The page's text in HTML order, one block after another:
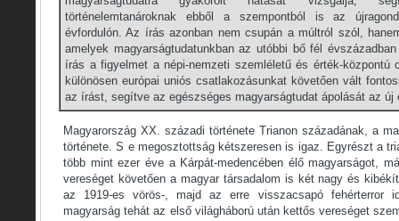
történelemtanároknak ebből a szempontból is az
évfordulón. Az írás azonban nem csupán a múltról szól,
amelyek magyarságtudatunkban az utóbbi bő fél
írás a figyelmet a népi-nemzeti szemléletű és érték-központú
különösen európai uniós csatlakozásunkat követően vált
az írást, segítve az egészséges magyarságtudat ápolását az új
Magyarország XX. századi története Trianon századának, a
története. S e megosztottság kétszeresen is igaz. Egyrészt a
több mint ezer éve a Kárpát-medencében élő magyarságot,
vereséget követően a magyar társadalom is két nagy és
az 1919-es vörös-, majd az erre visszacsapó fehérterror
magyarság tehát az első világháború után kettős vereséget